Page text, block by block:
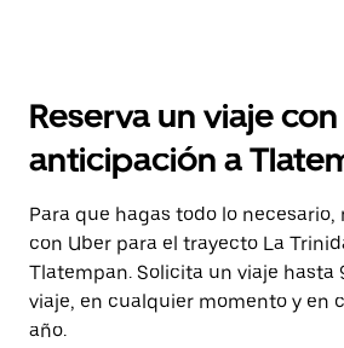
el
y
selecciona
una
fecha.
Presiona
la
tecla Esc
para
cerrar
Reserva un viaje con
anticipación a
Para que hagas todo lo necesario,
con Uber para el trayecto La
Tlatempan. Solicita un viaje hasta
viaje, en cualquier momento y en
año.